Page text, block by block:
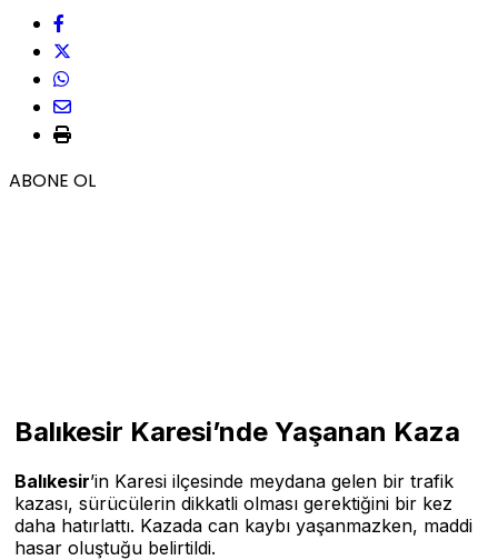
ABONE OL
Balıkesir Karesi’nde Yaşanan Kaza
Balıkesir’in Karesi ilçesinde meydana gelen bir trafik
kazası, sürücülerin dikkatli olması gerektiğini bir kez
daha hatırlattı. Kazada can kaybı yaşanmazken, maddi
hasar oluştuğu belirtildi.